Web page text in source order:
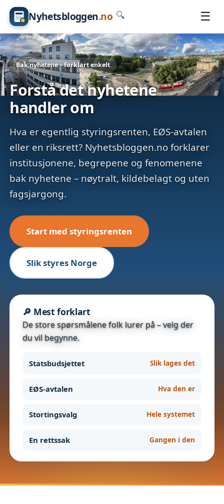
Nyhetsbloggen.no 🔍 ☰
Bak nyhetene – forklart enkelt
Forstå det nyhetene
handler om
Hva er egentlig styringsrenten, EØS-avtalen
eller en riksrett? Nyhetsbloggen.no forklarer
institusjonene, begrepene og fenomenene
bak nyhetene – nøytralt, kildebelagt og uten
fagsjargong.
Start med styringsrenten
Slik styres Norge
🔎 Mest forklart
De store spørsmålene folk lurer på – velg der
du vil begynne.
Statsbudsjettet Slik lages det
EØS-avtalen Hva den er
Stortingsvalg Hele systemet
En rettssak Gangen i den